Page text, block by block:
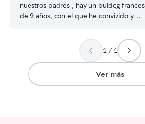
nuestros padres , hay un buldog frances
de 9 años, con el que he convivido y
pareja y yo adoptamos a una gatita,
despues nos encontramos una gatita en
la carretera y ls rescstamos y hace unos
meses adoptamos a una perra de una
protectora. Cada una muy diferente a la
1 / 1
Ver más